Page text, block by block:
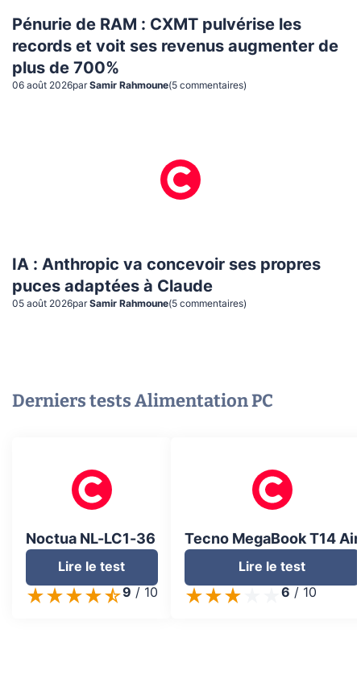
Pénurie de RAM : CXMT pulvérise les
records et voit ses revenus augmenter de
plus de 700%
06 août 2026par Samir Rahmoune(5 commentaires)
IA : Anthropic va concevoir ses propres
puces adaptées à Claude
05 août 2026par Samir Rahmoune(5 commentaires)
Derniers testsAlimentation PC
Noctua NL-LC1-36
Lire le test
9 / 10
Tecno MegaBook T14 Air
Lire le test
6 / 10